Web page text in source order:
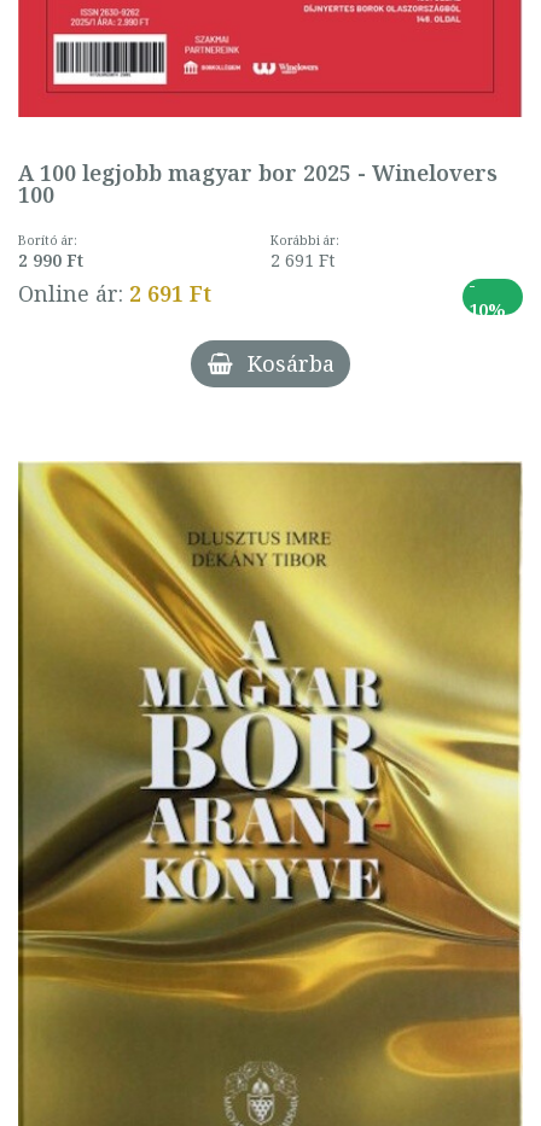
A 100 legjobb magyar bor 2025 - Winelovers
100
Borító ár:
2 990 Ft
Korábbi ár:
2 691 Ft
Online ár: 2 691 Ft
-
10%
Kosárba